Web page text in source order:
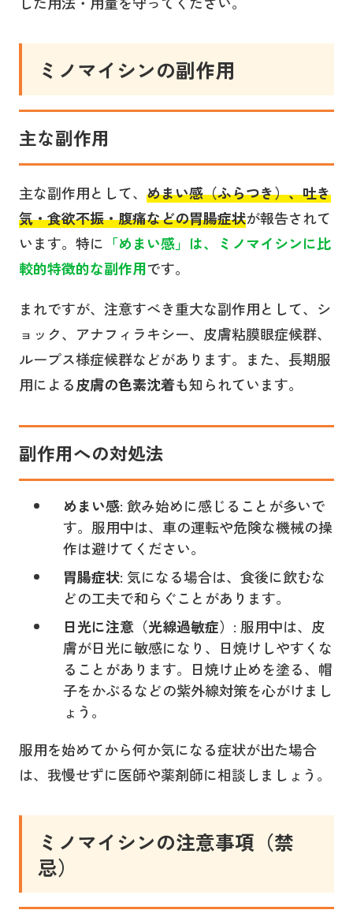
ミノマイシンの副作用
主な副作用
主な副作用として、 めまい感（ふらつき）、吐き
気・食欲不振・腹痛などの胃腸症状が報告されて
います。特に 「めまい感」は、ミノマイシンに比
較的特徴的な副作用です。
まれですが、注意すべき重大な副作用として、シ
ョック、アナフィラキシー、皮膚粘膜眼症候群、
ループス様症候群などがあります。また、長期服
用による皮膚の色素沈着も知られています。
副作用への対処法
めまい感: 飲み始めに感じることが多いで
す。服用中は、車の運転や危険な機械の操
作は避けてください。
胃腸症状: 気になる場合は、食後に飲むな
どの工夫で和らぐことがあります。
日光に注意（光線過敏症） : 服用中は、皮
膚が日光に敏感になり、日焼けしやすくな
ることがあります。日焼け止めを塗る、帽
子をかぶるなどの紫外線対策を心がけまし
ょう。
服用を始めてから何か気になる症状が出た場合
は、我慢せずに医師や薬剤師に相談しましょう。
ミノマイシンの注意事項（禁
忌）